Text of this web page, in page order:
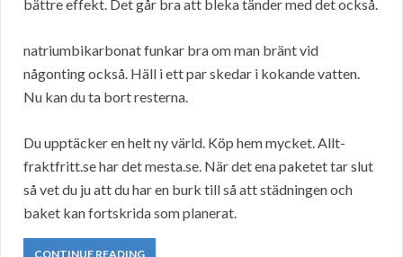
bättre effekt. Det går bra att bleka tänder med det också.
natriumbikarbonat funkar bra om man bränt vid
någonting också. Häll i ett par skedar i kokande vatten.
Nu kan du ta bort resterna.
Du upptäcker en helt ny värld. Köp hem mycket. Allt-
fraktfritt.se har det mesta.se. När det ena paketet tar slut
så vet du ju att du har en burk till så att städningen och
baket kan fortskrida som planerat.
CONTINUE READING